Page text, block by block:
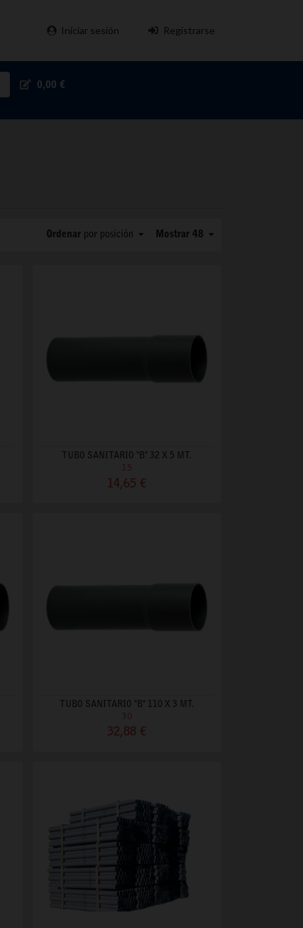
Iniciar sesión Registrarse
0,00 €
Mostrar 48
Ordenar por posición
TUBO SANITARIO "B" 32 X 5 MT.
15
14,65 €
TUBO SANITARIO "B" 110 X 3 MT.
30
32,88 €